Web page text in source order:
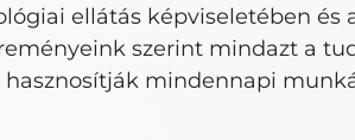
ellátás képviseletében és
szerint mindazt a
mindennapi